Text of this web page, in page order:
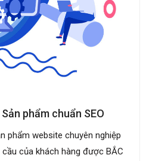
phẩm chuẩn SEO
phẩm website chuyên nghiệp
của khách hàng được BẮC